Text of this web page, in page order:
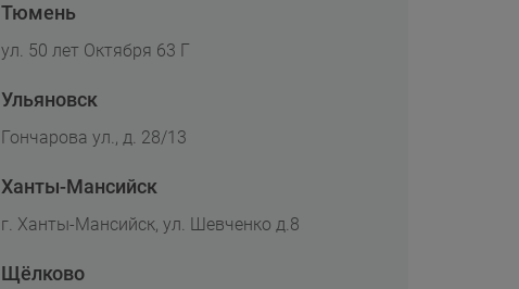
Тюмень
ул. 50 лет Октября 63 Г
Ульяновск
Гончарова ул., д. 28/13
Ханты-Мансийск
г. Ханты-Мансийск, ул. Шевченко д.8
Щёлково